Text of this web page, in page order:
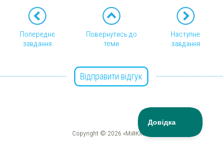
Попереднє
завдання
Повернутись до
теми
Наступне
завдання
Відправити відгук
Copyright © 2026 «МійКлас»